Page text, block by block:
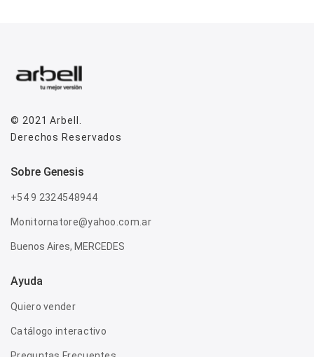
© 2021Arbell
Derechos Reservados
sobre genesis
+54 9 2324548944
Monitornatore@yahoo.com.ar
Buenos Aires, MERCEDES
Ayuda
Quiero vender
Catálogo interactivo